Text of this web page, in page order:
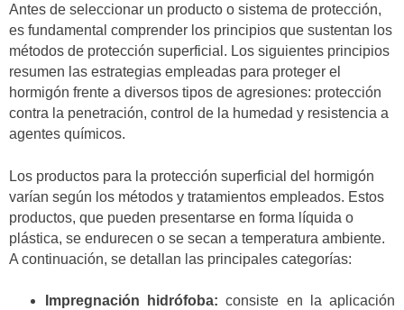
Antes de seleccionar un producto o sistema de protección,
es fundamental comprender los principios que sustentan los
métodos de protección superficial. Los siguientes principios
resumen las estrategias empleadas para proteger el
hormigón frente a diversos tipos de agresiones: protección
contra la penetración, control de la humedad y resistencia a
agentes químicos.
Los productos para la protección superficial del hormigón
varían según los métodos y tratamientos empleados. Estos
productos, que pueden presentarse en forma líquida o
plástica, se endurecen o se secan a temperatura ambiente.
A continuación, se detallan las principales categorías:
Impregnación hidrófoba: consiste en la aplicación